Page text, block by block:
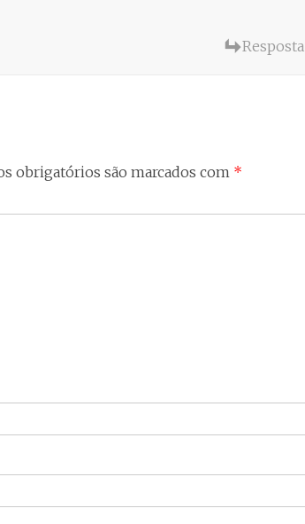
Resposta
obrigatórios são marcados com *